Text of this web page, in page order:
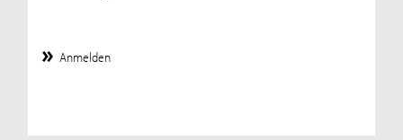
Anmelden